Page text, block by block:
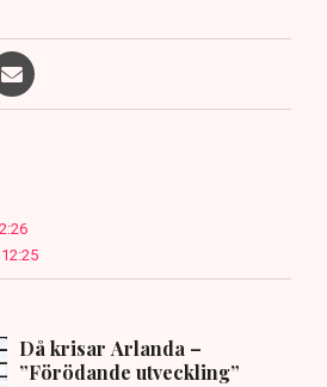
Då krisar Arlanda –
”Förödande utveckling”